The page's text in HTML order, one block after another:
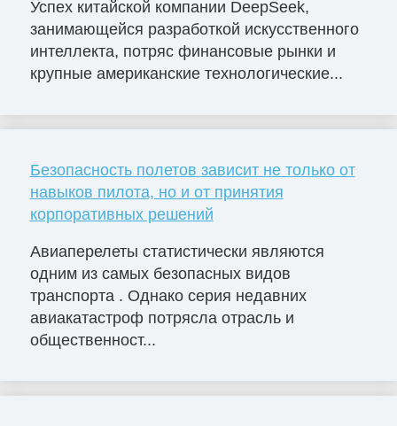
Успех китайской компании DeepSeek,
занимающейся разработкой искусственного
интеллекта, потряс финансовые рынки и
крупные американские технологические...
Безопасность полетов зависит не только от
навыков пилота, но и от принятия
корпоративных решений
Авиаперелеты статистически являются
одним из самых безопасных видов
транспорта . Однако серия недавних
авиакатастроф потрясла отрасль и
общественност...